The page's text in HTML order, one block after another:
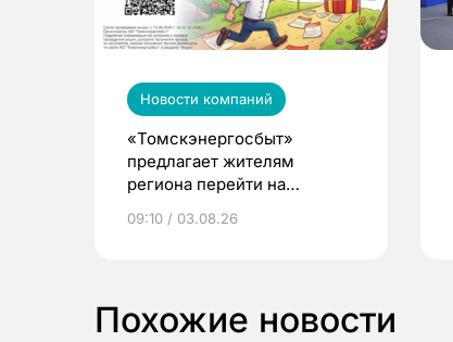
Новости компаний
«Томскэнергосбыт»
предлагает жителям
региона перейти на
выиграть призы
09:10 / 03.08.26
Похожие новости